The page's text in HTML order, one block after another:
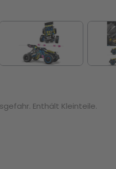
Enthält Kleinteile.